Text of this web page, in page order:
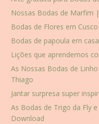
Nossas Bodas de Marfim
Bodas de Flores em
Bodas de papoula em
Lições que aprendemos
As Nossas Bodas de
Thiago
Jantar surpresa super
As Bodas de Trigo da Fly
Download